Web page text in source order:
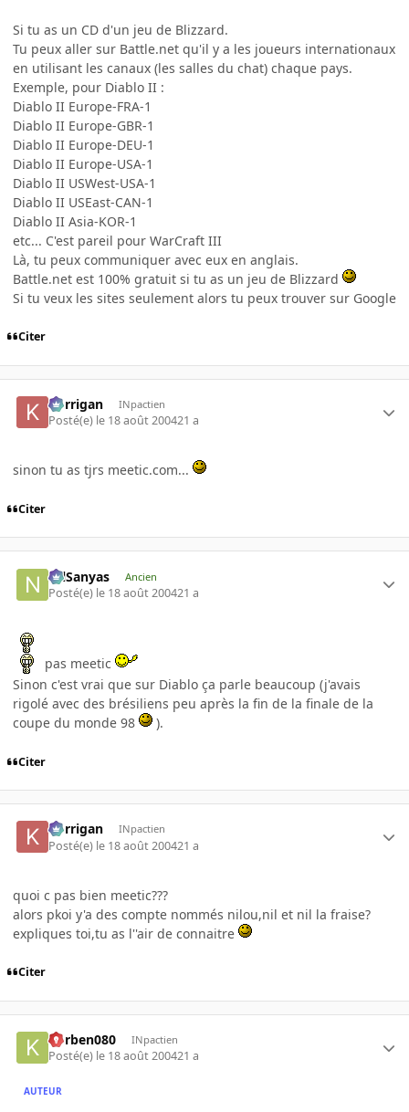
Si tu as un CD d'un jeu de Blizzard.
Tu peux aller sur Battle.net qu'il y a les joueurs internationaux
en utilisant les canaux (les salles du chat) chaque pays.
Exemple, pour Diablo II :
Diablo II Europe-FRA-1
Diablo II Europe-GBR-1
Diablo II Europe-DEU-1
Diablo II Europe-USA-1
Diablo II USWest-USA-1
Diablo II USEast-CAN-1
Diablo II Asia-KOR-1
etc... C'est pareil pour WarCraft III
Là, tu peux communiquer avec eux en anglais.
Battle.net est 100% gratuit si tu as un jeu de Blizzard
Si tu veux les sites seulement alors tu peux trouver sur Google
Citer
korrigan INpactien
Posté(e) le 18 août 200421 a
sinon tu as tjrs meetic.com...
Citer
NilSanyas Ancien
Posté(e) le 18 août 200421 a
pas meetic
Sinon c'est vrai que sur Diablo ça parle beaucoup (j'avais
rigolé avec des brésiliens peu après la fin de la finale de la
coupe du monde 98
).
Citer
korrigan INpactien
Posté(e) le 18 août 200421 a
quoi c pas bien meetic???
alors pkoi y'a des compte nommés nilou,nil et nil la fraise?
expliques toi,tu as l''air de connaitre
Citer
korben080 INpactien
Posté(e) le 18 août 200421 a
AUTEUR